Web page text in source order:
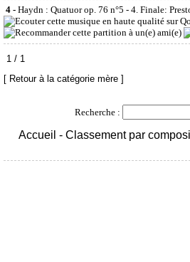
4 - Haydn : Quatuor op. 76 n°5 - 4. Finale:
1 / 1
[ Retour à la catégorie mère ]
Recherche :
Accueil - Classement par